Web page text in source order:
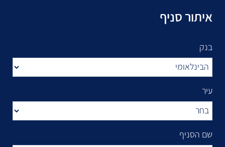
איתור סניף
בנק
עיר
שם הסניף